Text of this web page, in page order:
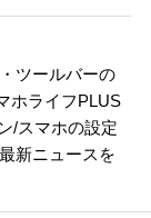
ツールバーの
ホライフPLUS
/スマホの設定
新ニュースを